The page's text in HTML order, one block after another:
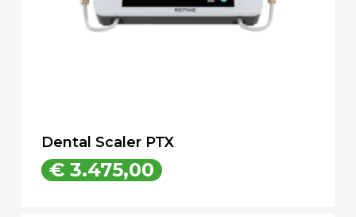
Dental Scaler PTX
€3.475,00